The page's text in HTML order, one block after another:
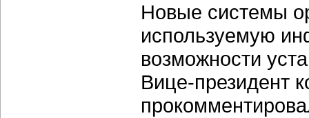
Новые системы
используемую
возможности
Вице-президент